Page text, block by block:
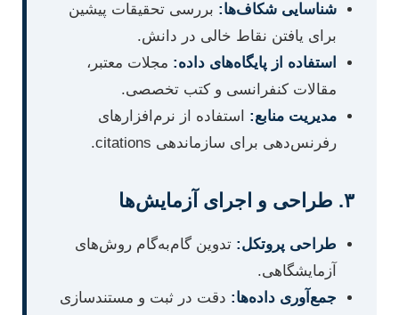
شناسایی شکاف‌ها:بررسی تحقیقات پیشین
برای یافتن نقاط خالی در دانش.
استفاده از پایگاه‌های داده:مجلات معتبر،
مقالات کنفرانسی و کتب تخصصی.
مدیریت منابع:استفاده از نرم‌افزارهای
رفرنس‌دهی برای سازماندهی citations.
۳. طراحی و اجرای آزمایش‌ها
طراحی پروتکل:تدوین گام‌به‌گام روش‌های
آزمایشگاهی.
جمع‌آوری داده‌ها:دقت در ثبت و مستندسازی